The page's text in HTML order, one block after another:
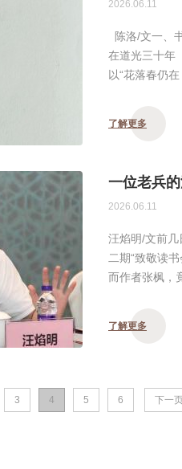
2026.06.11
陈洛/文一、
在道光三十年
以“花落春仍在
了解更多
一位老兵
2026.06.11
汪焰明/文前
二期“致敬读
而作者张枫，
了解更多
3 4 5 6 下一